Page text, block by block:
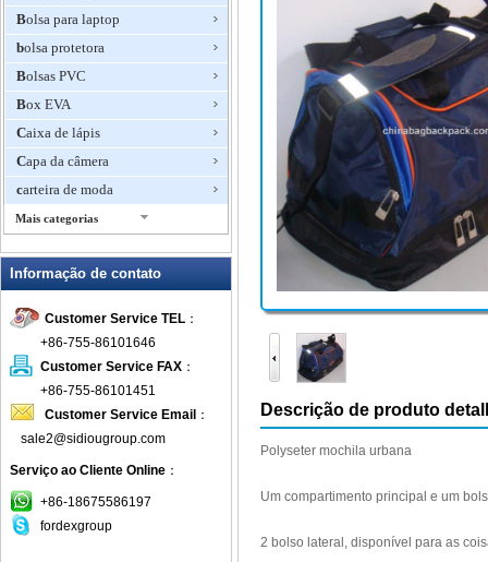
Bolsa para laptop
bolsa protetora
Bolsas PVC
Box EVA
Caixa de lápis
Capa da câmera
carteira de moda
Mais categorias
chave de carteira
ipad
Laptop Sleeve
Mochila
Mochila
Mochila de água
Mochila de caminhada
Pacotes de Fanny
Pochete
Informação de contato
Customer Service TEL ：
+86-755-86101646
Customer Service FAX ：
+86-755-86101451
Customer Service Email ：
sale2@sidiougroup.com
Serviço ao Cliente Online ：
+86-18675586197
fordexgroup
Descrição de produto
Polyseter mochila urbana
Um compartimento principal e um
2 bolso lateral , disponível para as